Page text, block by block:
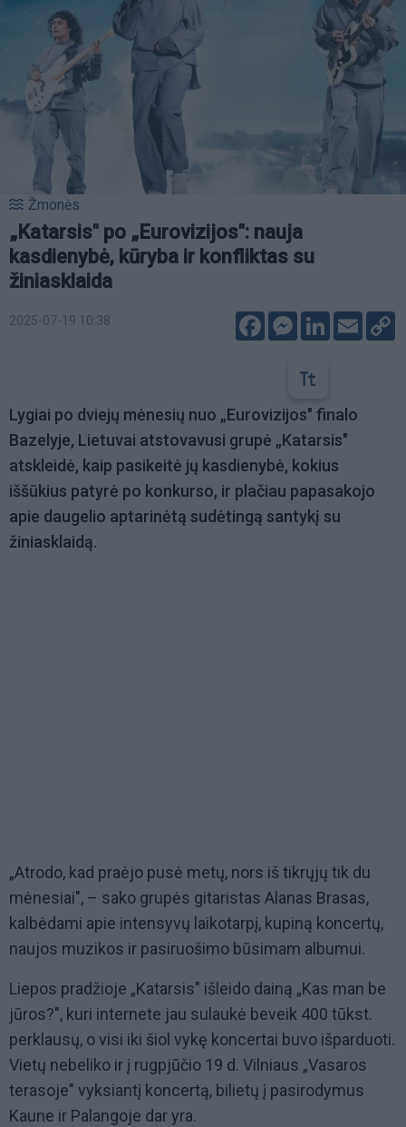
Žmonės
„Katarsis" po „Eurovizijos": nauja
kasdienybė, kūryba ir konfliktas su
žiniasklaida
2025-07-19 10:38 FacebookMessenger
LinkedIn
Email
Lygiai po dviejų mėnesių nuo „Eurovizijos" finalo
Bazelyje, Lietuvai atstovavusi grupė „Katarsis"
atskleidė, kaip pasikeitė jų kasdienybė, kokius
iššūkius patyrė po konkurso, ir plačiau papasakojo
apie daugelio aptarinėtą sudėtingą santykį su
žiniasklaidą.
„Atrodo, kad praėjo pusė metų, nors iš tikrųjų tik du
mėnesiai", – sako grupės gitaristas Alanas Brasas,
kalbėdami apie intensyvų laikotarpį, kupiną koncertų,
naujos muzikos ir pasiruošimo būsimam albumui.
Liepos pradžioje „Katarsis" išleido dainą „Kas man be
jūros?", kuri internete jau sulaukė beveik 400 tūkst.
perklausų, o visi iki šiol vykę koncertai buvo išparduoti.
Vietų nebeliko ir į rugpjūčio 19 d. Vilniaus „Vasaros
terasoje" vyksiantį koncertą, bilietų į pasirodymus
Kaune ir Palangoje dar yra.